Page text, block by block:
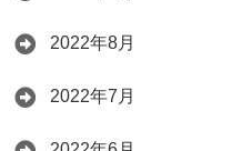
2022年8月
2022年7月